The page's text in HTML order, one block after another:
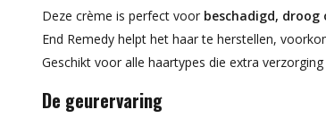
Deze crème is perfect voor beschadigd,
End Remedy helpt het haar te herstellen,
Geschikt voor alle haartypes die extra
De geurervaring